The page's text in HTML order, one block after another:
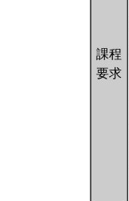
課程
要求